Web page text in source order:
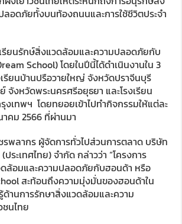
อดภัยทั้งบนท้องถนนและการใช้ชีวิตประจำ
เรียนรักษ์สิ่งแวดล้อมและความปลอดภัยกับ
School) โดยในปีนี้ได้ดำเนินงานใน 3
เรียนบ้านปรือวายใหญ่ จังหวัดปราจีนบุรี
จังหวัดพระนครศรีอยุธยา และโรงเรียน
เทพฯ โดยทยอยเข้าไปทำกิจกรรมให้แต่ละ
าคม 2566 ที่ผ่านมา
รพลากร ผู้จัดการทั่วไปส่วนการตลาด บริษัท
ระเทศไทย) จำกัด กล่าวว่า “โครงการ
ดล้อมและความปลอดภัยกับฮอนด้า หรือ
สะท้อนถึงความมุ่งมั่นของฮอนด้าใน
านการรักษาสิ่งแวดล้อมและความ
นไทย